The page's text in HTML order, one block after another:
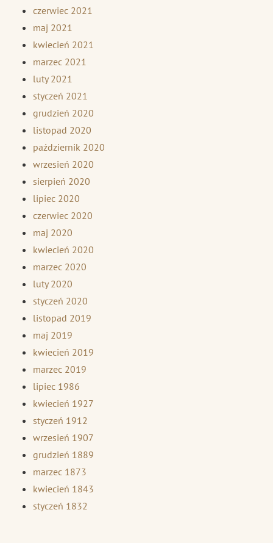
czerwiec 2021
maj 2021
kwiecień 2021
marzec 2021
luty 2021
styczeń 2021
grudzień 2020
listopad 2020
październik 2020
wrzesień 2020
sierpień 2020
lipiec 2020
czerwiec 2020
maj 2020
kwiecień 2020
marzec 2020
luty 2020
styczeń 2020
listopad 2019
maj 2019
kwiecień 2019
marzec 2019
lipiec 1986
kwiecień 1927
styczeń 1912
wrzesień 1907
grudzień 1889
marzec 1873
kwiecień 1843
styczeń 1832